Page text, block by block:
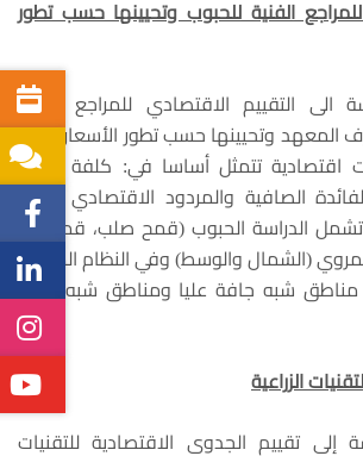
للمراجع الفنية للحبوب وتحيينها حسب تطور
التقييم الاقتصادي للمراجع الفنية
المعهد وتحيينها حسب تطور الأسعار وذلك
اقتصادية تتمثل أساسا في: كلفة الإنتاج
الصافية والمردود الاقتصادي والحد
الدراسة الحبوب (قمح صلب، قمح لين
(الشمال والوسط) وفي النظام المطري
شبه جافة عليا ومناطق شبه جافة
الزراعية
تقييم الجدوى الاقتصادية للتقنيات